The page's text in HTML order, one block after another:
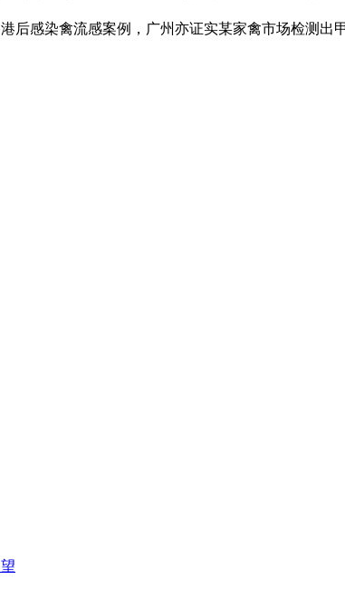
感染禽流感案例，广州亦证实某家禽市场检测出